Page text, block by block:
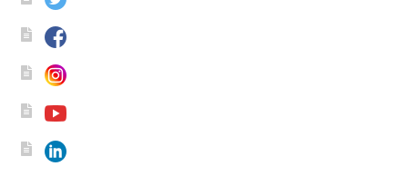
Ürünlerimiz
Uzakdoğu Mutfağı
Yönetim Kurulu